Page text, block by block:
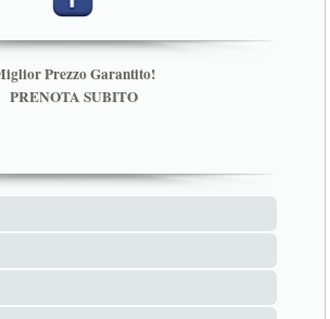
Prezzo Garantito!
PRENOTA SUBITO